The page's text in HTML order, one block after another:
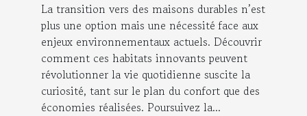
La transition vers des maisons durables n’est
plus une option mais une nécessité face aux
enjeux environnementaux actuels. Découvrir
comment ces habitats innovants peuvent
révolutionner la vie quotidienne suscite la
curiosité, tant sur le plan du confort que des
économies réalisées. Poursuivez la...